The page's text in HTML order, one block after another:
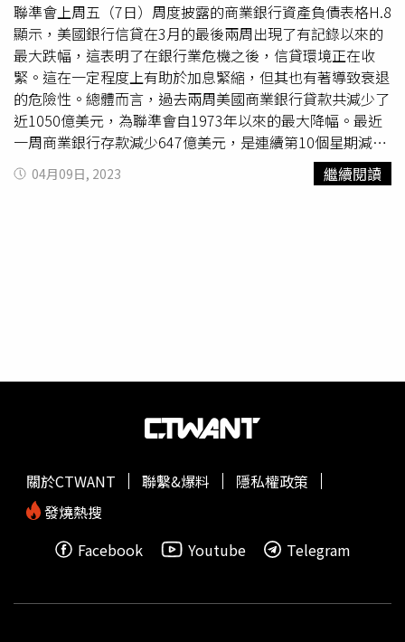
聯準會上周五（7日）周度披露的商業銀行資產負債表格H.8
顯示，美國銀行信貸在3月的最後兩周出現了有記錄以來的
最大跌幅，這表明了在銀行業危機之後，信貸環境正在收
緊。這在一定程度上有助於加息緊縮，但其也有著導致衰退
的危險性。總體而言，過去兩周美國商業銀行貸款共減少了
近1050億美元，為聯準會自1973年以來的最大降幅。最近
一周商業銀行存款減少647億美元，是連續第10個星期減
少。其中，按銀行規模計算，美國25家最大的特許銀行，經
季節性調整後的貸款減少了235億美元，同期較小商業銀行
性收緊。美國銀行家協會信貸狀況指數上周四（6日）跌至
Dimon在一封年度信中表示，這些失敗在市場上引起了極大
的不安，隨著銀行和其他貸款機構變得更加保守，顯然將導
致一些金融狀況收緊。摩根士丹利首席經濟學家Ellen
Zentner此前也曾表示，如果聯準會決定在5月放棄加息，
這並不表示放棄對抗通膨，而是讓更明顯的信貸緊縮帶來的
的危險性，雖然基準經濟展望已經包括未來幾個月貸款增長
縮，使我們對2023全年實際GDP增長的預測下調了10個基
04月09日, 2023 繼續閱讀
關於CTWANT 聯繫&爆料
隱私權政策
發燒熱搜
Facebook
Youtube Telegram